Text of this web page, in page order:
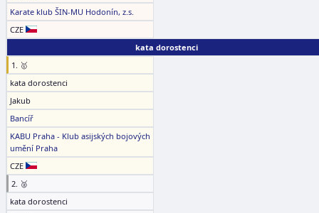
Karate klub ŠIN-MU Hodonín, z.s.
CZE
kata dorostenci
1. 🥇
kata dorostenci
Jakub
Bancíř
KABU Praha - Klub asijských bojových
umění Praha
CZE
2. 🥈
kata dorostenci